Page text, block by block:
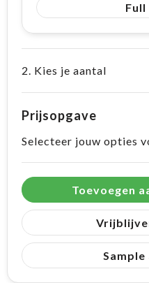
2. Kies je aantal
Prijsopgave
Selecteer jouw opties
Toevoegen
Sample